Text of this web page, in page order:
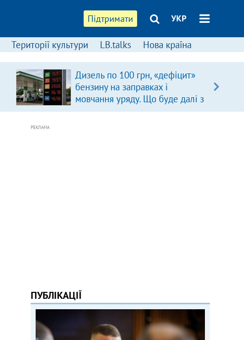
Підтримати УКР
Території культури LB.talks Нова країна
Дизель по 100 грн, «дефіцит»
бензину на заправках і
мовчання уряду. Що буде далі з
цінами на пальне?
РЕКЛАМА
ПУБЛІКАЦІЇ